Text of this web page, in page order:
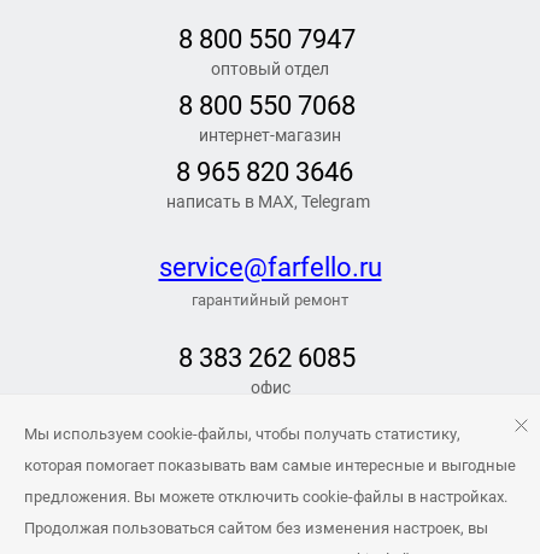
8 800 550 7947
оптовый отдел
8 800 550 7068
интернет-магазин
8 965 820 3646
написать в MAX, Telegram
service@farfello.ru
гарантийный ремонт
8 383 262 6085
офис
РЕЖИМ РАБОТЫ
info@farfello.ru
Мы используем cookie-файлы, чтобы получать статистику,
которая помогает показывать вам самые интересные и выгодные
предложения. Вы можете отключить cookie-файлы в настройках.
Продолжая пользоваться сайтом без изменения настроек, вы